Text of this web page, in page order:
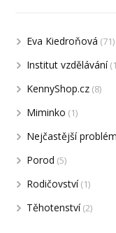
Eva Kiedroňová (71)
Institut vzdělávání
KennyShop.cz (8)
Miminko (1)
Nejčastější
Porod (5)
Rodičovství(1)
Těhotenství(2)